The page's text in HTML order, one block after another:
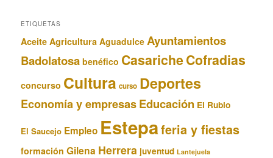
ETIQUETAS
Aceite Agricultura Aguadulce Ayuntamientos
Badolatosa benéfico CasaricheCofradias
concurso Cultura curso Deportes
Economía y empresasEducación El Rubio
El Saucejo Empleo Estepaferia y fiestas
formación Gilena Herrera juventud Lantejuela